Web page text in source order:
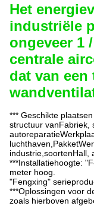
Het
industriële
ongeveer 1
centrale
dat van
*** Geschikte
structuur vanFabriek,
autoreparatie
luchthaven Pakket
industrie, soortenHall,
***Installatiehoogte: "
meter hoog.
"Fengxing"
***Oplossingen voor
zoals hierboven